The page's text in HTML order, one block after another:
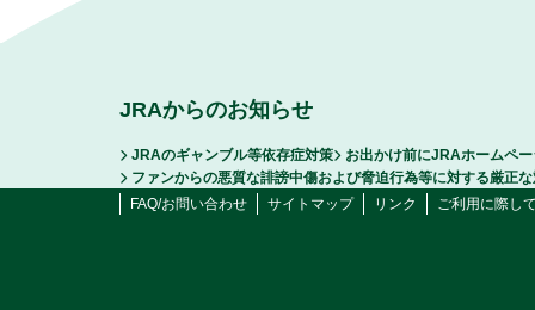
JRAからのお知らせ
JRAのギャンブル等依存症対策
お出かけ前にJRAホームペ
ファンからの悪質な誹謗中傷および脅迫行為等に対する厳正
FAQ/お問い合わせ
サイトマップ リンク ご利用に際し